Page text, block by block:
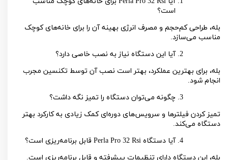
است؟
بله، طراحی کم‌حجم و مصرف انرژی بهینه آن را برای خانه‌های کوچک
مناسب می‌سازد.
آیا این دستگاه نیاز به نصب خاصی دارد؟
بله، برای بهترین عملکرد، بهتر است نصب آن توسط تکنسین مجرب
انجام شود.
چگونه می‌توان دستگاه را تمیز نگه داشت؟
تمیز کردن فیلترها و سرویس‌های دوره‌ای کمک زیادی به کارکرد بهتر
دستگاه می‌کند.
آیا دستگاه Perla Pro 32 Rsi قابل برنامه‌ریزی است؟
بله، این دستگاه دارای تنظیمات پیشرفته و قابل برنامه‌ریزی است.